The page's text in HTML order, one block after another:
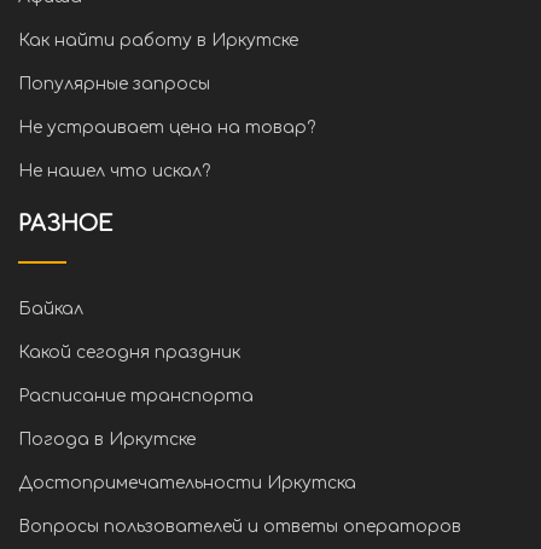
Как найти работу в Иркутске
Популярные запросы
Не устраивает цена на товар?
Не нашел что искал?
РАЗНОЕ
Байкал
Какой сегодня праздник
Расписание транспорта
Погода в Иркутске
Достопримечательности Иркутска
Вопросы пользователей и ответы операторов